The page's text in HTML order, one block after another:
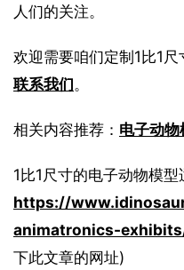
人们的关注。
欢迎需要咱们定制1比1
联系我们。
相关内容推荐： 电子动
1比1尺寸的电子动物模型
https://
animatronics-
下此文章的网址)